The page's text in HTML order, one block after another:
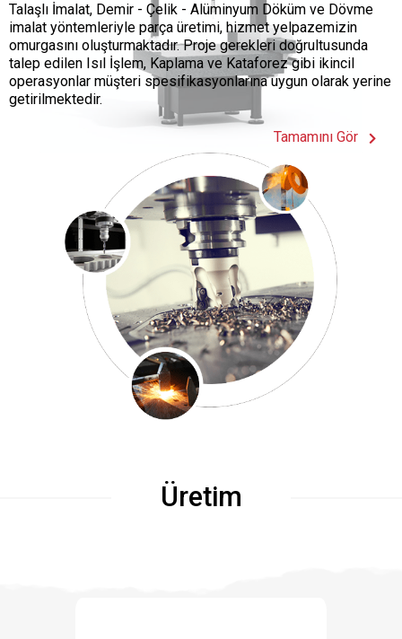
Talaşlı İmalat, Demir - Çelik - Alüminyum Döküm ve Dövme
imalat yöntemleriyle parça üretimi, hizmet yelpazemizin
omurgasını oluşturmaktadır. Proje gerekleri doğrultusunda
talep edilen Isıl İşlem, Kaplama ve Kataforez gibi ikincil
operasyonlar müşteri spesifikasyonlarına uygun olarak yerine
getirilmektedir.
Tamamını Gör
Üretim